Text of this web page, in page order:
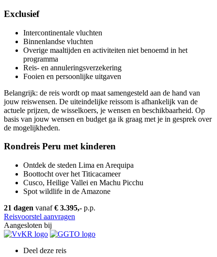
Exclusief
Intercontinentale vluchten
Binnenlandse vluchten
Overige maaltijden en activiteiten niet benoemd in het
programma
Reis- en annuleringsverzekering
Fooien en persoonlijke uitgaven
Belangrijk: de reis wordt op maat samengesteld aan de hand van
jouw reiswensen. De uiteindelijke reissom is afhankelijk van de
actuele prijzen, de wisselkoers, je wensen en beschikbaarheid. Op
basis van jouw wensen en budget ga ik graag met je in gesprek over
de mogelijkheden.
Rondreis Peru met kinderen
Ontdek de steden Lima en Arequipa
Boottocht over het Titicacameer
Cusco, Heilige Vallei en Machu Picchu
Spot wildlife in de Amazone
21 dagen vanaf€ 3.395,- p.p.
Reisvoorstel aanvragen
Aangesloten bij
Deel deze reis